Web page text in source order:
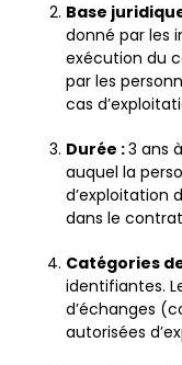
Base
donné par les
exécution du
par les
cas
Durée :3 ans
auquel la
d’exploitation
dans le
Catégories
identifiantes.
d’échanges
autorisées